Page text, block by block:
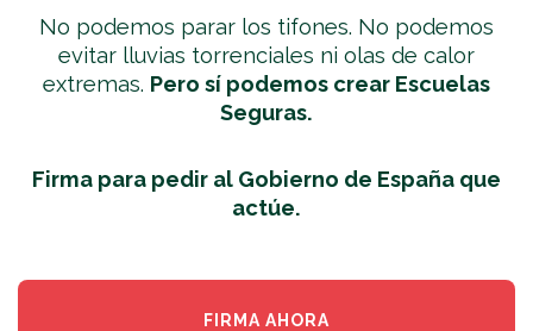
No podemos parar los tifones. No podemos
evitar lluvias torrenciales ni olas de calor
extremas. Pero sí podemos crear Escuelas
Seguras.
Firma para pedir al Gobierno de España que
actúe.
FIRMA AHORA